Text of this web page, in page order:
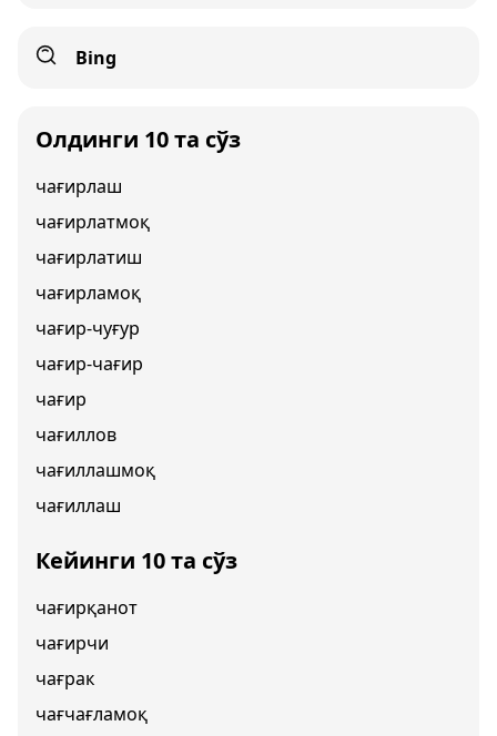
Bing
Олдинги 10 та сўз
чағирлаш
чағирлатмоқ
чағирлатиш
чағирламоқ
чағир-чуғур
чағир-чағир
чағир
чағиллов
чағиллашмоқ
чағиллаш
Кейинги 10 та сўз
чағирқанот
чағирчи
чағрак
чағчағламоқ